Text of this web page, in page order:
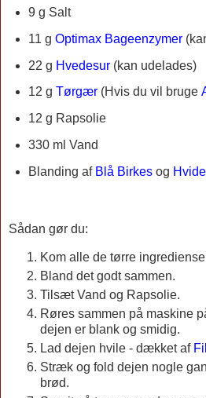
9 g Salt
11 g Optimax Bageenzymer
22 g Hvedesur(kan udelades)
12 g Tørgær (Hvis du vil bruge
12 g Rapsolie
330 ml Vand
Blanding af Blå Birkesog
Sådan gør du:
Kom alle de tørre
Bland det godt sammen.
Tilsæt Vand og Rapsolie.
Røres sammen på maskine
dejen er blank og smidig.
Lad dejen hvile - dækket af
Stræk og fold dejen nogle
brød.